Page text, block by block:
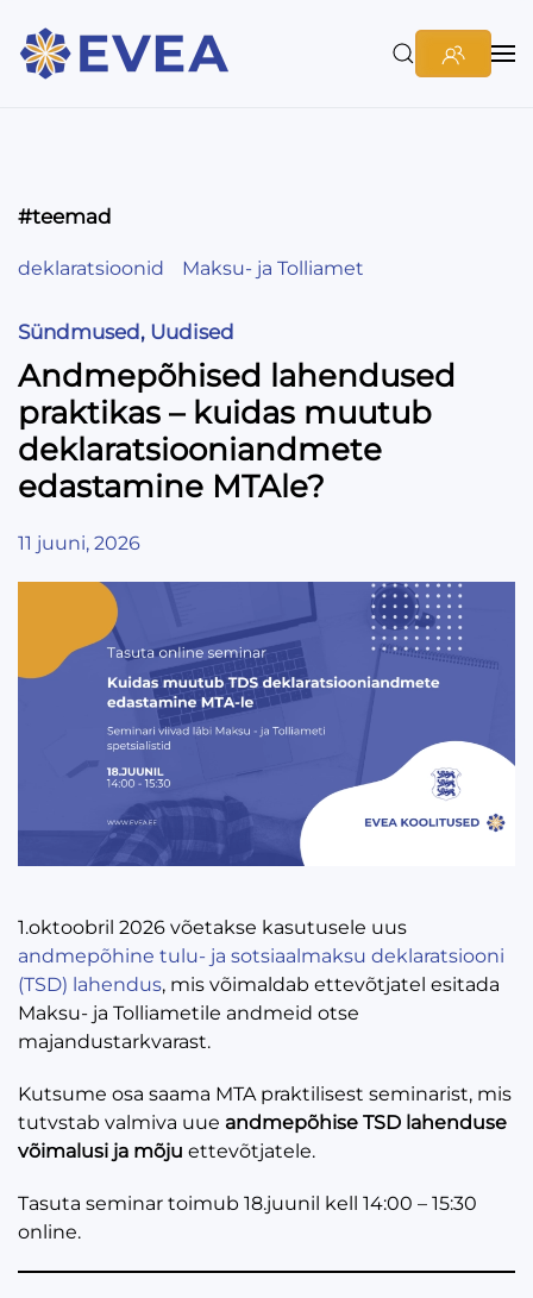
#teemad
deklaratsioonid Maksu- ja Tolliamet
Sündmused , Uudised
Andmepõhised lahendused
praktikas – kuidas muutub
deklaratsiooniandmete
edastamine MTAle?
11 juuni, 2026
1.oktoobril 2026 võetakse kasutusele uus
andmepõhine tulu- ja sotsiaalmaksu deklaratsiooni
(TSD) lahendus, mis võimaldab ettevõtjatel esitada
Maksu- ja Tolliametile andmeid otse
majandustarkvarast.
Kutsume osa saama MTA praktilisest seminarist, mis
tutvstab valmiva uue andmepõhise TSD lahenduse
võimalusi ja mõju ettevõtjatele.
Tasuta seminar toimub 18.juunil kell 14:00 – 15:30
online.